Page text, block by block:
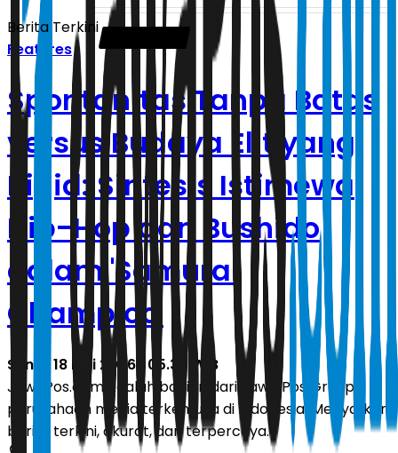
Berita Terkini
Features
Spontanitas Tanpa Batas
versus Budaya Elit yang
Rigid: Sintesis Istimewa
Hip-Hop dan Bushido
dalam 'Samurai
Champloo'
Senin, 18 Mei 2026 | 05.30 WIB
JawaPos.com adalah bagian dari Jawa Pos Group,
perusahaan media terkemuka di Indonesia. Menyajikan
berita terkini, akurat, dan terpercaya.